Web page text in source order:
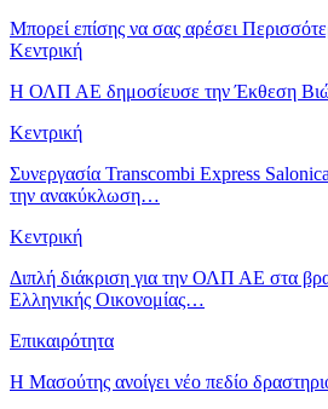
Μπορεί επίσης να σας αρέσει
Κεντρική
Η ΟΛΠ ΑΕ δημοσίευσε την Έκθεση
Κεντρική
Συνεργασία Transcombi Express
την ανακύκλωση…
Κεντρική
Διπλή διάκριση για την ΟΛΠ ΑΕ στα
Ελληνικής Οικονομίας…
Επικαιρότητα
Η Μασούτης ανοίγει νέο πεδίο